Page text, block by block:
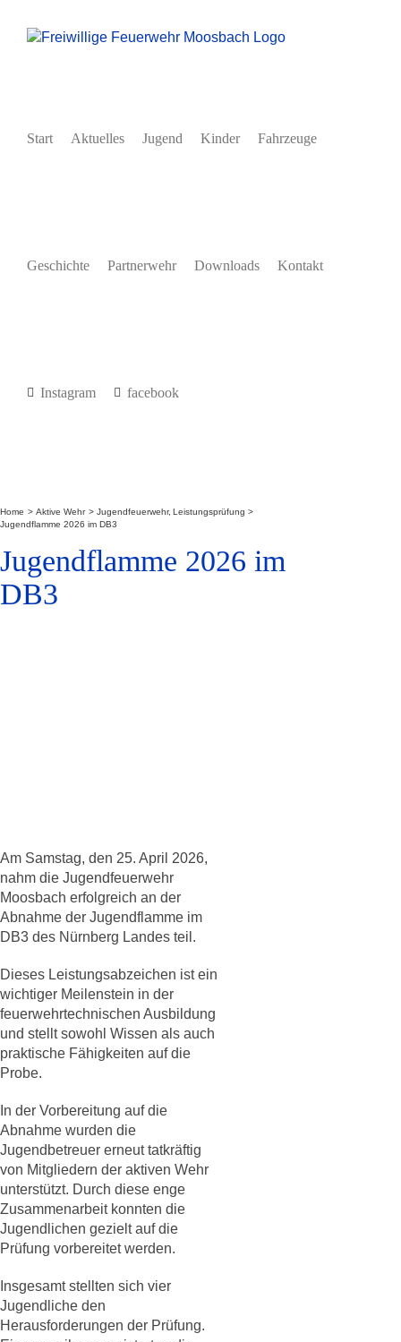
Inhalt
Start Aktuelles Jugend Kinder Fahrzeuge
Geschichte Partnerwehr Downloads Kontakt
Instagram facebook
Home Aktive Wehr Jugendfeuerwehr Leistungsprüfung
Jugendflamme 2026 im DB3
Jugendflamme 2026 im
DB3
Am Samstag, den 25. April 2026,
nahm die Jugendfeuerwehr
Moosbach erfolgreich an der
Abnahme der Jugendflamme im
DB3 des Nürnberg Landes teil.
Dieses Leistungsabzeichen ist ein
wichtiger Meilenstein in der
feuerwehrtechnischen Ausbildung
und stellt sowohl Wissen als auch
praktische Fähigkeiten auf die
Probe.
In der Vorbereitung auf die
Abnahme wurden die
Jugendbetreuer erneut tatkräftig
von Mitgliedern der aktiven Wehr
unterstützt. Durch diese enge
Zusammenarbeit konnten die
Jugendlichen gezielt auf die
Prüfung vorbereitet werden.
Insgesamt stellten sich vier
Jugendliche den
Herausforderungen der Prüfung.